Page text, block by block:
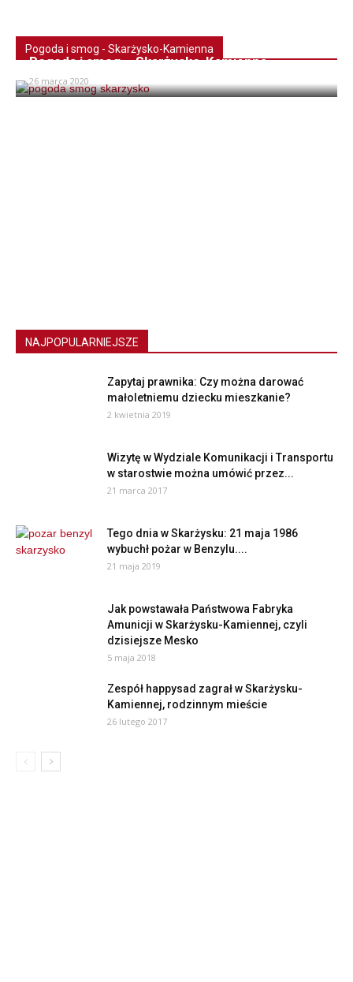
Pogoda i smog - Skarżysko-Kamienna
Pogoda i smog – Skarżysko-Kamienna
26 marca 2020
NAJPOPULARNIEJSZE
Zapytaj prawnika: Czy można darować
małoletniemu dziecku mieszkanie?
2 kwietnia 2019
Wizytę w Wydziale Komunikacji i Transportu
w starostwie można umówić przez...
21 marca 2017
Tego dnia w Skarżysku: 21 maja 1986
wybuchł pożar w Benzylu....
21 maja 2019
Jak powstawała Państwowa Fabryka
Amunicji w Skarżysku-Kamiennej, czyli
dzisiejsze Mesko
5 maja 2018
Zespół happysad zagrał w Skarżysku-
Kamiennej, rodzinnym mieście
26 lutego 2017